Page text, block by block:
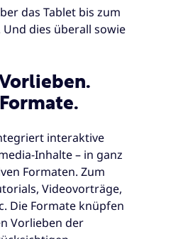
das Tablet bis zum
dies überall sowie
interaktive
Inhalte – in ganz
Formaten. Zum
Videovorträge,
Die Formate knüpfen
Vorlieben der